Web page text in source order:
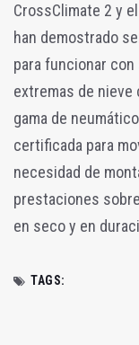
CrossClimate 2 y
han demostrado
para funcionar
extremas de nieve
gama de
certificada para
necesidad de
prestaciones
en seco y en
TAGS: